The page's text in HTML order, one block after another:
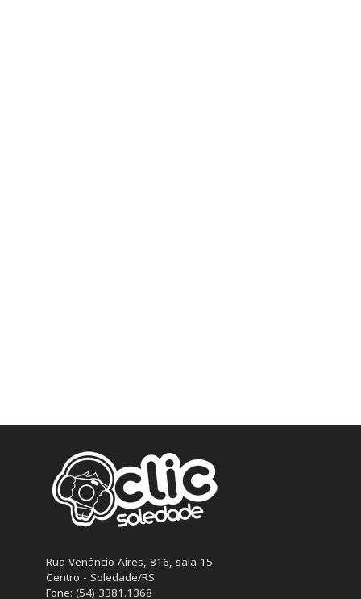
Rua Venâncio Aires, 816, sala 15
Centro - Soledade/RS
Fone: (54) 3381.1368